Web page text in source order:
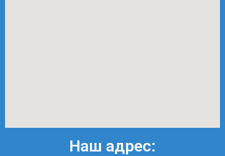
Наш адрес: